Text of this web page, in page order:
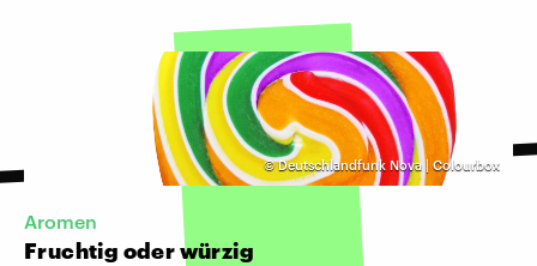
©Deutschlandfunk Nova | Colourbox
Aromen
Fruchtig oder würzig